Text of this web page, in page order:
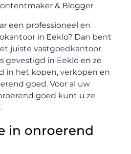
& Blogger
een professioneel en
in Eeklo? Dan bent
juiste vastgoedkantoor.
gevestigd in Eeklo en ze
in het kopen, verkopen en
goed. Voor al uw
goed kunt u ze
in onroerend